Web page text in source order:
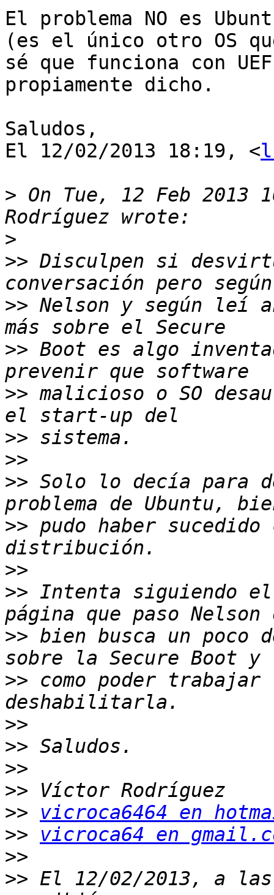
El problema NO es
(es el único otro OS
sé que funciona con
propiamente dicho.
Saludos,
El 12/02/2013 18:19, <
> On Tue, 12 Feb 2013
>
>> Disculpen si
>> Nelson y según leí
>> Boot es algo
>> malicioso o SO
>>
>>
>> Solo lo decía para
>> pudo haber
>>
>> Intenta siguiendo
>> bien busca un poco
>> como poder
>>
>>
>>
>>
>>
vicroca6464 en
>>
vicroca64 en
>>
>> El 12/02/2013, a